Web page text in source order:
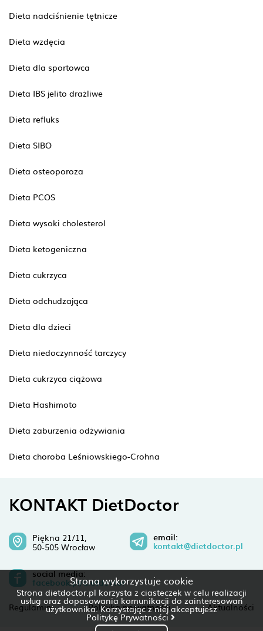
Strona wykorzystuje cookie
Strona dietdoctor.pl korzysta z ciasteczek w celu realizacji
usług oraz dopasowania komunikacji do zainteresowań
użytkownika. Korzystając z niej akceptujesz
Politykę Prywatności
Dieta nadciśnienie tętnicze
Dieta wzdęcia
Dieta dla sportowca
Dieta IBS jelito drażliwe
Dieta refluks
Dieta SIBO
Dieta osteoporoza
Dieta PCOS
Dieta wysoki cholesterol
Dieta ketogeniczna
Dieta cukrzyca
Dieta odchudzająca
Dieta dla dzieci
Dieta niedoczynność tarczycy
Dieta cukrzyca ciążowa
Dieta Hashimoto
Dieta zaburzenia odżywiania
Dieta choroba Leśniowskiego-Crohna
KONTAKT DietDoctor
Piękna 21/11,
50-505 Wrocław
email:
kontakt@dietdoctor.pl
social media:
facebook.pl/dietdoctor
Regulamin Polityka prywatności Aktualności